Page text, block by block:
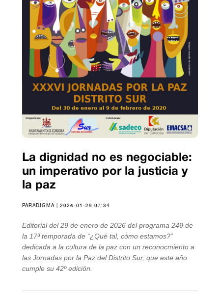
La dignidad no es negociable:
un imperativo por la justicia y
la paz
PARADIGMA | 2026-01-29 07:34
Editorial del 29 de enero de 2026 del programa 249 de
la 17ª temporada de “¿Qué tal, cómo estamos?”
dedicada a la cultura de la paz con un reconocmiento a
las Jornadas por la Paz del Distrito Sur, que este año
cumple su 42º edición.